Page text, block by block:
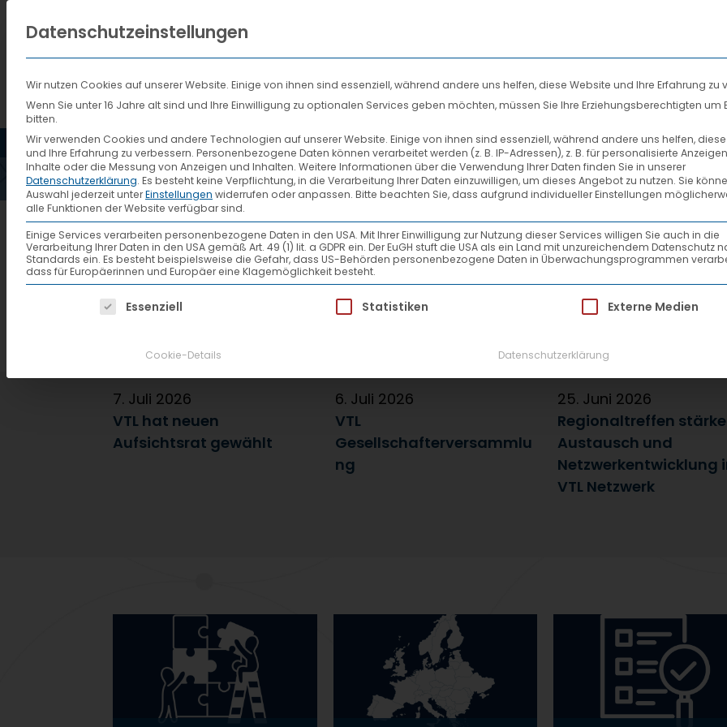
HOME AKTUELLES VTL DIENSTLEISTUNGEN SYSTEMPARTNER
AKTUELLES
1254_6_Votrag-Andreas-Jschke_72dpi
7. Juli 2026
VTL hat neuen
Aufsichtsrat gewählt
6. Juli 2026
VTL
Gesellschafterversammlu
ng
25. Juni 2026
Regionaltreffen
Austausch und
Netzwerkentwicklung
VTL Netzwerk
Datenschutzeinstellungen
Wir nutzen Cookies auf unserer Website. Einige von ihnen sind essenziell, während andere uns helfen, diese Website und Ihre Erfahrung zu
Wenn Sie unter 16 Jahre alt sind und Ihre Einwilligung zu optionalen Services geben möchten, müssen Sie Ihre Erziehungsberechtigten um
bitten.
Wir verwenden Cookies und andere Technologien auf unserer Website. Einige von ihnen sind essenziell, während andere uns helfen,
und Ihre Erfahrung zu verbessern. Personenbezogene Daten können verarbeitet werden (z. B. IP-Adressen), z. B. für personalisierte
Inhalte oder die Messung von Anzeigen und Inhalten. Weitere Informationen über die Verwendung Ihrer Daten finden Sie in unserer
Datenschutzerklärung. Es besteht keine Verpflichtung, in die Verarbeitung Ihrer Daten einzuwilligen, um dieses Angebot zu nutzen. Sie
Auswahl jederzeit unterEinstellungen widerrufen oder anpassen. Bitte beachten Sie, dass aufgrund individueller Einstellungen
alle Funktionen der Website verfügbar sind.
Einige Services verarbeiten personenbezogene Daten in den USA. Mit Ihrer Einwilligung zur Nutzung dieser Services willigen Sie auch in die
Verarbeitung Ihrer Daten in den USA gemäß Art. 49 (1) lit. a GDPR ein. Der EuGH stuft die USA als ein Land mit unzureichendem Datenschutz
Standards ein. Es besteht beispielsweise die Gefahr, dass US-Behörden personenbezogene Daten in Überwachungsprogrammen
dass für Europäerinnen und Europäer eine Klagemöglichkeit besteht.
Es folgt eine Liste der Service-Gruppen, für die eine Einwilligung erteilt werden
Essenziell Statistiken Externe Medien
Cookie-Details Datenschutzerklärung